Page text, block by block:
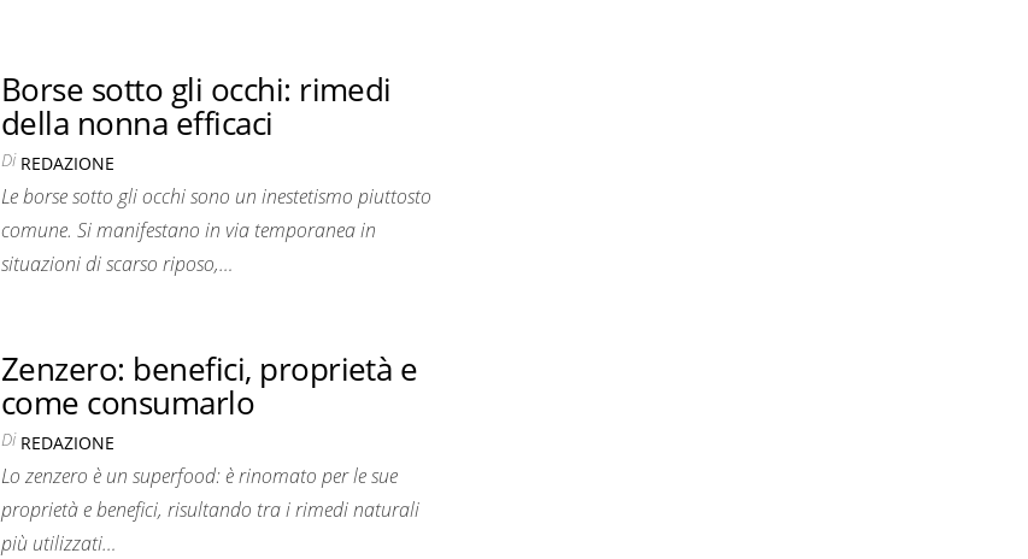
Borse sotto gli occhi: rimedi
della nonna efficaci
Di REDAZIONE
Le borse sotto gli occhi sono un inestetismo piuttosto
comune. Si manifestano in via temporanea in
situazioni di scarso riposo,…
Zenzero: benefici, proprietà e
come consumarlo
Di REDAZIONE
Lo zenzero è un superfood: è rinomato per le sue
proprietà e benefici, risultando tra i rimedi naturali
più utilizzati…